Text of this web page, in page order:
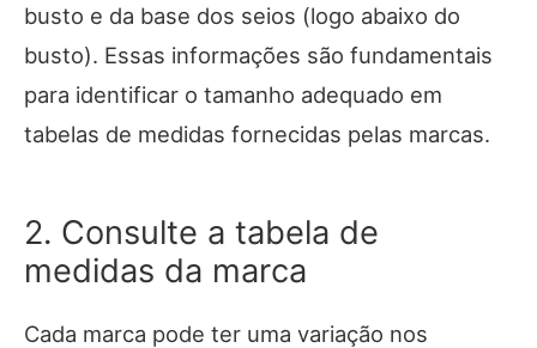
busto e da base dos seios (logo abaixo do
busto). Essas informações são fundamentais
para identificar o tamanho adequado em
tabelas de medidas fornecidas pelas marcas.
2. Consulte a tabela de
medidas da marca
Cada marca pode ter uma variação nos